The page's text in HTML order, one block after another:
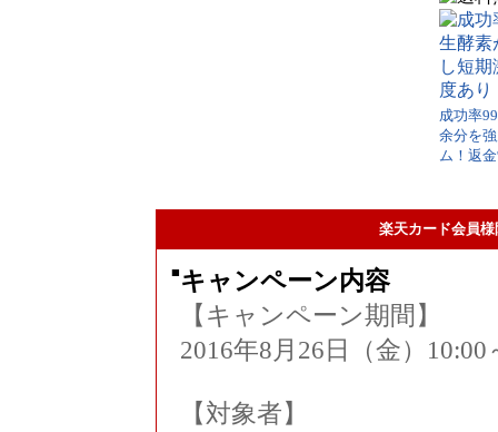
成功率
余分を
ム！返
楽天カード会員
■ キャンペーン内容
【キャンペーン期間】
2016年8月26日（金）
【対象者】